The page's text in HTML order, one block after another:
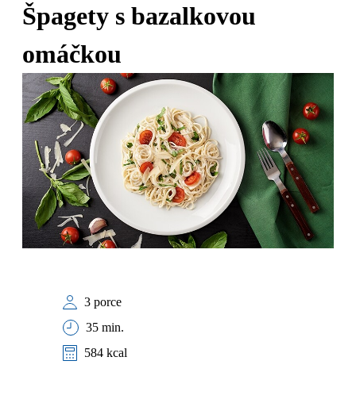
Špagety s bazalkovou
omáčkou
3 porce
35 min.
584 kcal